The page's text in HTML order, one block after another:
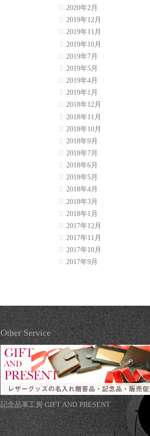
2020年2月
2019年12月
2019年11月
2019年10月
2019年7月
2019年5月
2019年4月
2019年1月
2018年12月
2018年11月
2018年10月
2018年9月
2018年7月
2018年6月
2018年5月
2018年4月
2018年3月
2018年1月
2017年12月
2017年11月
2017年10月
2017年9月
Other Service
記念品革工房 GIFT AND PRESENT